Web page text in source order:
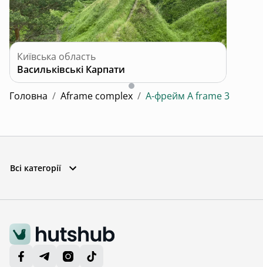
Київська область
Васильківські Карпати
Головна / Aframe complex / А-фрейм A frame 3
Всі категорії